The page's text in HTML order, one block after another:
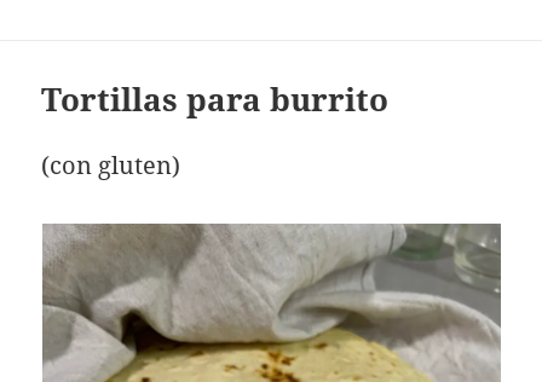
Tortillas para burrito
(con gluten)